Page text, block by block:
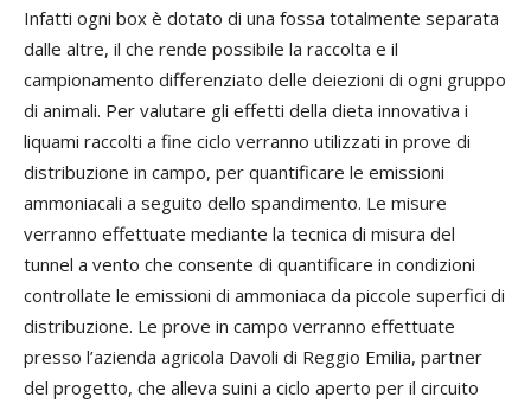
Infatti ogni box è dotato di una fossa totalmente separata
dalle altre, il che rende possibile la raccolta e il
campionamento differenziato delle deiezioni di ogni gruppo
di animali. Per valutare gli effetti della dieta innovativa i
liquami raccolti a fine ciclo verranno utilizzati in prove di
distribuzione in campo, per quantificare le emissioni
ammoniacali a seguito dello spandimento. Le misure
verranno effettuate mediante la tecnica di misura del
tunnel a vento che consente di quantificare in condizioni
controllate le emissioni di ammoniaca da piccole superfici di
distribuzione. Le prove in campo verranno effettuate
presso l’azienda agricola Davoli di Reggio Emilia, partner
del progetto, che alleva suini a ciclo aperto per il circuito